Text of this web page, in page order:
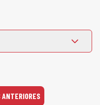
ANTERIORES